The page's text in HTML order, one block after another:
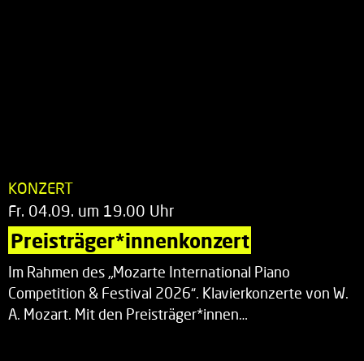
KONZERT
Fr. 04.09. um 19.00 Uhr
Preisträger*innenkonzert
Im Rahmen des „Mozarte International Piano
Competition & Festival 2026“. Klavierkonzerte von W.
A. Mozart. Mit den Preisträger*innen…